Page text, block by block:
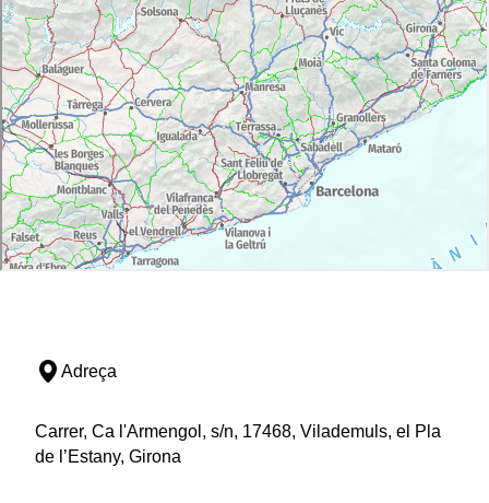
Adreça
Carrer, Ca l'Armengol, s/n, 17468, Vilademuls, el Pla
de l’Estany, Girona